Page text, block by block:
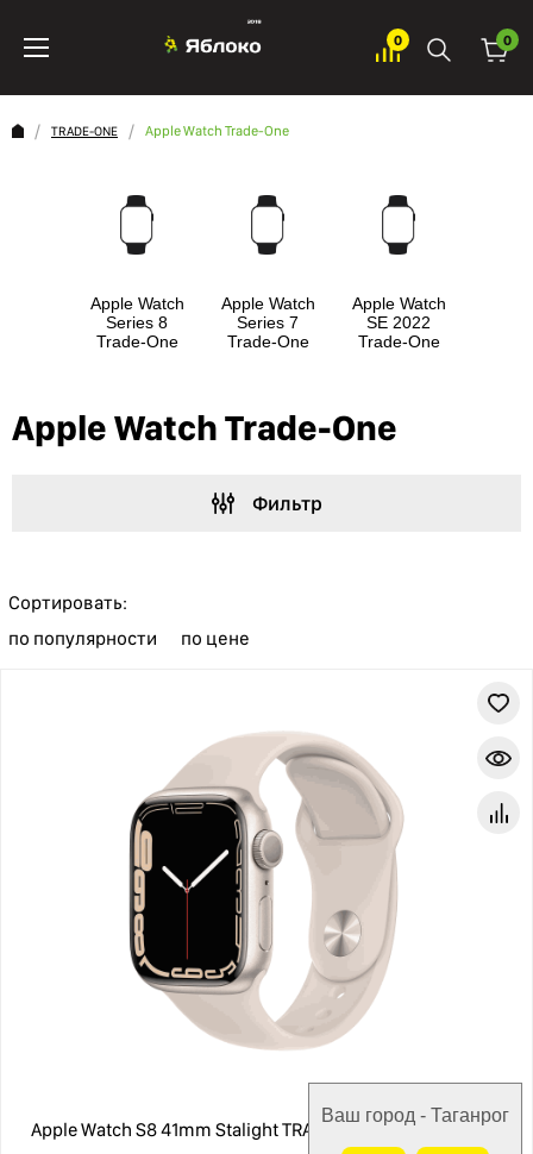
0 0
TRADE-ONE Apple Watch Trade-One
Apple Watch
Series 8
Trade-One
Apple Watch
Series 7
Trade-One
Apple Watch
SE 2022
Trade-One
Apple Watch Trade-One
Фильтр
Сортировать:
по популярности
по цене
Apple Watch S8 41mm Stalight TRADE-ONE
Ваш город - Таганрог